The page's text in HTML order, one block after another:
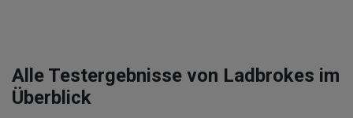
Alle Testergebnisse von Ladbrokes im
Überblick